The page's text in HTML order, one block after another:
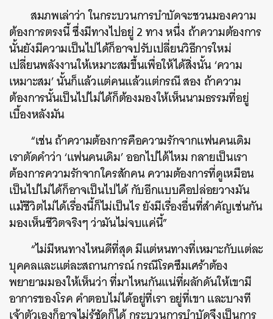
สมภพเล่าว่า ในกระบวนการบำบัดจะชวนมองความ
ต้องการตรงนี้ ซึ่งมีทางไปอยู่ 2 ทาง หนึ่ง ถ้าความต้องการ
นั้นยังมีความเป็นไปได้ก็อาจปรับเปลี่ยนวิธีการใหม่
เปลี่ยนพลังงานให้เหมาะสมขึ้นเพื่อให้ได้สิ่งนั้น ‘ความ
เหมาะสม’ นั้นก็แล้วแต่คนแล้วแต่กรณี สอง ถ้าความ
ต้องการนั้นเป็นไปไม่ได้ก็ต้องมองให้เห็นนามธรรมที่อยู่
เบื้องหลังมัน
“เช่น ถ้าความต้องการคือความรักจากแฟนคนเดิม
เราตัดคำว่า ‘แฟนคนเดิม’ ออกไปได้ไหม กลายเป็นเรา
ต้องการความรักจากใครสักคน ความต้องการที่ดูเหมือน
เป็นไปไม่ได้ก็อาจเป็นไปได้ กับอีกแบบคือปล่อยวางมัน
แม้ชีวิตไม่ได้เรื่องนี้ก็ไม่เป็นไร ยังมีเรื่องอื่นที่สำคัญเช่นกัน
มองเห็นชีวิตจริงๆ ว่ามันไม่จบแค่นี้”
“ไม่มีหนทางไหนดีที่สุด มีแต่หนทางที่เหมาะกับแต่ละ
บุคคลและแต่ละสถานการณ์ กรณีโรคซึมเศร้าต้อง
พยายามมองให้เห็นว่า ที่มาไหนกันแน่ที่ผลักดันให้เขามี
อาการของโรค คำตอบไม่ได้อยู่ที่เรา อยู่ที่เขา และบางที